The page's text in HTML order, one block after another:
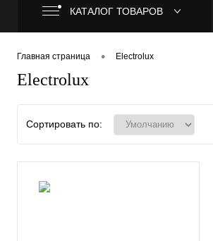
КАТАЛОГ ТОВАРОВ
Главная страница • Electrolux
Electrolux
Сортировать по: